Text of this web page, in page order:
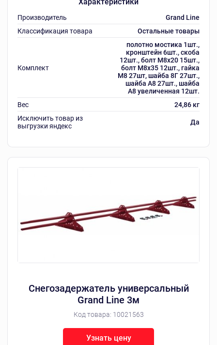
Производитель
Grand Line
Классификация товара
Остальные товары
Комплект
полотно мостика 1шт.,
кронштейн 6шт., скоба
12шт., болт М8х20 15шт.,
болт М8х35 12шт., гайка
М8 27шт, шайба 8Г 27шт.,
шайба А8 27шт., шайба
А8 увеличенная 12шт.
Вес
24,86 кг
Исключить товар из
выгрузки яндекс
Да
Снегозадержатель универсальный
Grand Line 3м
Код товара: 10021563
Узнать цену